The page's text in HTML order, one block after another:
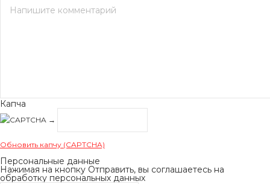
Капча
→
Обновить капчу (CAPTCHA)
Персональные данные
Нажимая на кнопку Отправить, вы соглашаетесь на
обработку персональных данных